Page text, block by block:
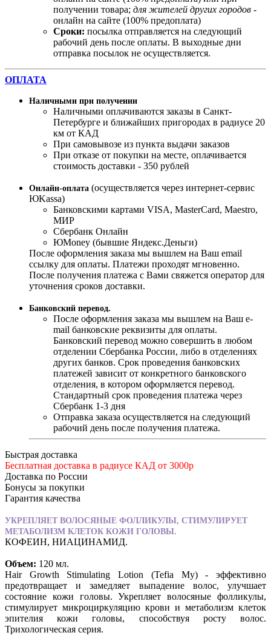
получении товара; для жителей других городов -
онлайн на сайте (100% предоплата)
Сроки: посылка отправляется на следующий
рабочий день после оплаты. В выходные дни
отправка посылок не осуществляется.
ОПЛАТА
Наличными при получении
Наличными оплачиваются заказы в Санкт-
Петербурге и ближайших пригородах в радиусе 20
км от КАД
При самовывозе из пункта выдачи заказов
При отказе от покупки на месте, оплачивается
стоимость доставки - 350 рублей
Онлайн-оплата (осуществляется через интернет-сервис
ЮKassa)
Банковскими картами VISA, MasterСard, Maestro,
МИР
Сбербанк Онлайн
ЮMoney (бывшие Яндекс.Деньги)
После оформления заказа мы вышлем на Ваш email
ссылку для оплаты. Платежи проходят мгновенно.
После получения платежа с Вами свяжется оператор для
уточнения сроков доставки.
Банковский перевод.
После оформления заказа мы вышлем на Ваш e-
mail банковские реквизиты для оплаты.
Банковский перевод можно совершить в любом
отделении Сбербанка России, либо в отделениях
других банков. Срок проведения банковских
платежей зависит от конкретного банковского
отделения, в котором оформляется перевод.
Стандартный срок проведения платежа через
Сбербанк 1-3 дня
Отправка заказа осуществляется на следующий
рабочий день после получения платежа.
Быстрая доставка
Бесплатная доставка в радиусе КАД от 3000р
Доставка по России
Бонусы за покупки
Гарантия качества
УКРЕПЛЯЕТ ВОЛОСЯНЫЕ ФОЛЛИКУЛЫ, СТИМУЛИРУЕТ
МЕТАБОЛИЗМ КЛЕТОК КОЖИ ГОЛОВЫ.
КОФЕИН, НИАЦИНАМИД.
Объем: 120 мл.
Hair Growth Stimulating Lotion (Tefia My) - эффективно
предотвращает и замедляет выпадение волос, улучшает
состояние кожи головы. Укрепляет волосяные фолликулы,
стимулирует микроциркуляцию крови и метаболизм клеток
эпителия кожи головы, способствуя росту волос.
Трихологическая серия.